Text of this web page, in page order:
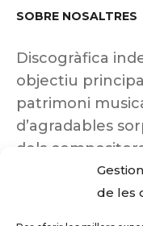
de les
SOBRE NOSALTRES
Discogràfica
objectiu
patrimoni
d’agradables
dels compositors